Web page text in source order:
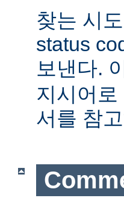
찾는 시
status
보낸다.
지시어로
서를 참